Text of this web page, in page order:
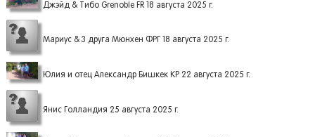
Джэйд & Тибо Grenoble FR 18 августа 2025 г.
Мариус & 3 друга Мюнхен ФРГ 18 августа 2025 г.
Юлия и отец Александр Бишкек КР 22 августа 2025 г.
Янис Голландия 25 августа 2025 г.